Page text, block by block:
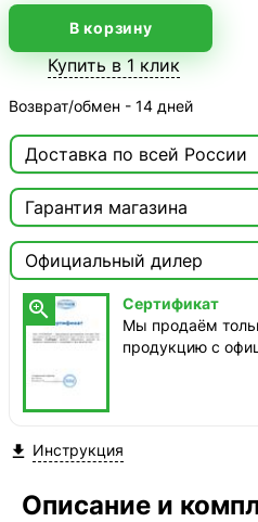
В корзину
Купить в 1 клик
Возврат/обмен - 14 дней
Доставка по всей России

сегодня, бесплатно
ТопРадар — Самовывоз
сегодня, бесплатно
наб. Бережковская, д. 20, стр.
СДЭК — Пункты выдачи
СДЭК — Курьер
1-3 дня, от 385 ₽
Гарантия магазина
Сертификат
Мы продаём только
официальной гарантией!
Официальный дилер

Сертификат
Мы продаём
продукцию с
 Инструкция
Описание и